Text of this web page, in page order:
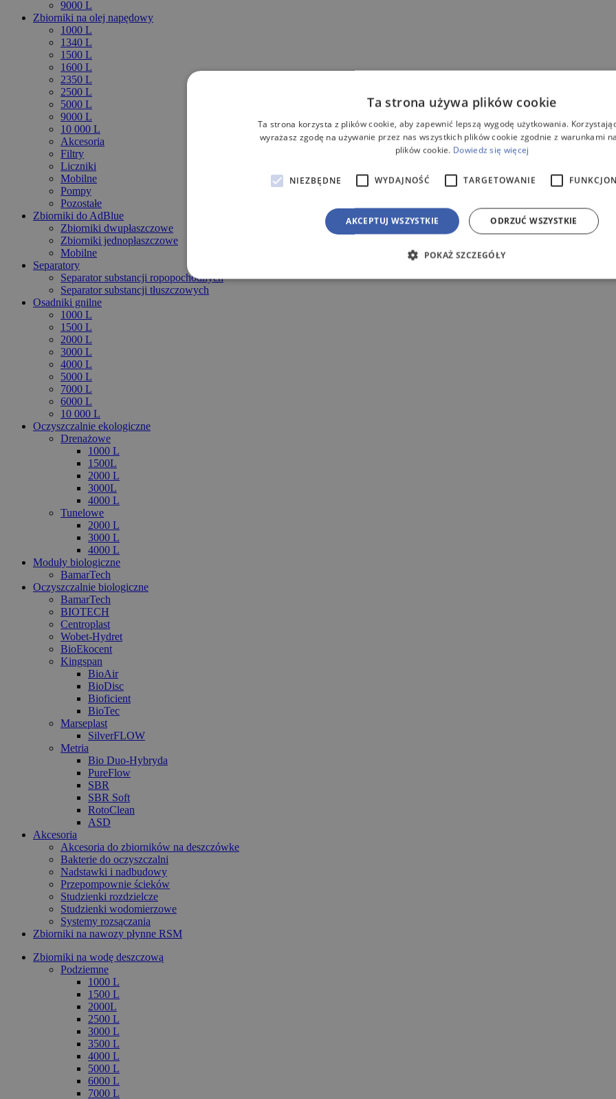
9000 L
Zbiorniki na olej napędowy
1000 L
1340 L
1500 L
1600 L
2350 L
2500 L
5000 L
9000 L
10 000 L
Akcesoria
Filtry
Liczniki
Mobilne
Pompy
Pozostałe
Zbiorniki do AdBlue
Zbiorniki dwupłaszczowe
Zbiorniki jednopłaszczowe
Mobilne
Separatory
Separator substancji ropopochodnych
Separator substancji tłuszczowych
Osadniki gnilne
1000 L
1500 L
2000 L
3000 L
4000 L
5000 L
7000 L
6000 L
10 000 L
Oczyszczalnie ekologiczne
Drenażowe
1000 L
1500L
2000 L
3000L
4000 L
Tunelowe
2000 L
3000 L
4000 L
Moduły biologiczne
BamarTech
Oczyszczalnie biologiczne
BamarTech
BIOTECH
Centroplast
Wobet-Hydret
BioEkocent
Kingspan
BioAir
BioDisc
Bioficient
BioTec
Marseplast
SilverFLOW
Metria
Bio Duo-Hybryda
PureFlow
SBR
SBR Soft
RotoClean
ASD
Akcesoria
Akcesoria do zbiorników na deszczówke
Bakterie do oczyszczalni
Nadstawki i nadbudowy
Przepompownie ścieków
Studzienki rozdzielcze
Studzienki wodomierzowe
Systemy rozsączania
Zbiorniki na nawozy płynne RSM
Zbiorniki na wodę deszczową
Podziemne
1000 L
1500 L
2000L
2500 L
3000 L
3500 L
4000 L
5000 L
6000 L
7000 L
Ta strona używa plików cookie
Ta strona korzysta z plików cookie, aby zapewnić lepszą wygodę użytkowania.
wyrażasz zgodę na używanie przez nas wszystkich plików cookie zgodnie z warunkami
plików cookie. Dowiedz się więcej
NIEZBĘDNE WYDAJNOŚĆ TARGETOWANIE
AKCEPTUJ WSZYSTKIE ODRZUĆ WSZYSTKIE
POKAŻ SZCZEGÓŁY